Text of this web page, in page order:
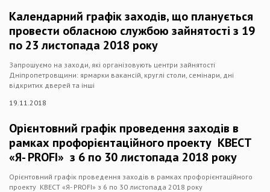
Календарний графік заходів, що планується
провести обласною службою зайнятості з 19
по 23 листопада 2018 року
Запрошуємо на заходи, які організовують центри зайнятості
Дніпропетровщини: ярмарки вакансій, круглі столи, семінари, дні
відкритих дверей та інші
19.11.2018
Орієнтовний графік проведення заходів в
рамках профорієнтаційного проекту КВЕСТ
«Я- РROFI» з 6 по 30 листопада 2018 року
Орієнтовний графік проведення заходів в рамках профорієнтаційного
проекту КВЕСТ «Я- РROFI» з 6 по 30 листопада 2018 року